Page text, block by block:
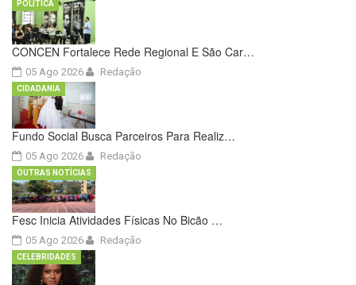
CONCEN Fortalece Rede Regional E São Car…
05 Ago 2026
POLÍTICA
Redação
Fundo Social Busca Parceiros Para Realiz…
05 Ago 2026
CIDADANIA
Redação
Fesc Inicia Atividades Físicas No Bicão …
05 Ago 2026
OUTRAS NOTÍCIAS
Redação
CELEBRIDADES